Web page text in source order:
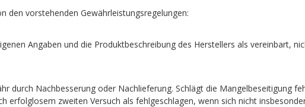
den vorstehenden Gewährleistungsregelungen:
Angaben und die Produktbeschreibung des Herstellers als vereinbart,
durch Nachbesserung oder Nachlieferung. Schlägt die Mangelbeseitigung
erfolglosem zweiten Versuch als fehlgeschlagen, wenn sich nicht